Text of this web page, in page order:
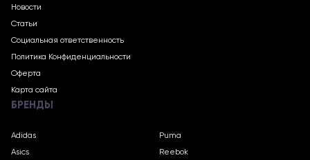
Новости
Статьи
Социальная ответственность
Политика Конфиденциальности
Оферта
Карта сайта
БРЕНДЫ
Adidas
Asics
Puma
Reebok